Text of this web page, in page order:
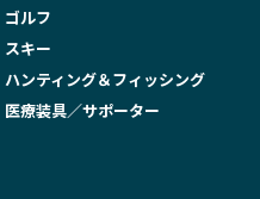
ゴルフ
スキー
ハンティング＆フィッシング
医療装具／サポーター